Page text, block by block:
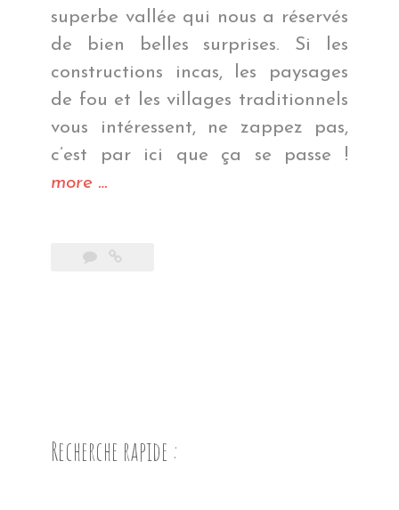
superbe vallée qui nous a réservés
de bien belles surprises. Si les
constructions incas, les paysages
de fou et les villages traditionnels
vous intéressent, ne zappez pas,
c’est par ici que ça se passe !
more « Sacrée
…
Recherche rapide :